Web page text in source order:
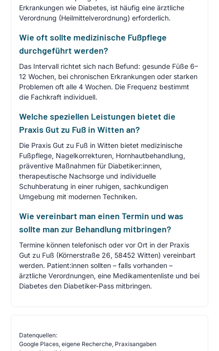
Erkrankungen wie Diabetes, ist häufig eine ärztliche
Verordnung (Heilmittelverordnung) erforderlich.
Wie oft sollte medizinische Fußpflege
durchgeführt werden?
Das Intervall richtet sich nach Befund: gesunde Füße 6–
12 Wochen, bei chronischen Erkrankungen oder starken
Problemen oft alle 4 Wochen. Die Frequenz bestimmt
die Fachkraft individuell.
Welche speziellen Leistungen bietet die
Praxis Gut zu Fuß in Witten an?
Die Praxis Gut zu Fuß in Witten bietet medizinische
Fußpflege, Nagelkorrekturen, Hornhautbehandlung,
präventive Maßnahmen für Diabetiker:innen,
therapeutische Nachsorge und individuelle
Schuhberatung in einer ruhigen, sachkundigen
Umgebung mit modernen Techniken.
Wie vereinbart man einen Termin und was
sollte man zur Behandlung mitbringen?
Termine können telefonisch oder vor Ort in der Praxis
Gut zu Fuß (Körnerstraße 26, 58452 Witten) vereinbart
werden. Patient:innen sollten – falls vorhanden –
ärztliche Verordnungen, eine Medikamentenliste und bei
Diabetes den Diabetiker-Pass mitbringen.
Datenquellen:
Google Places, eigene Recherche, Praxisangaben